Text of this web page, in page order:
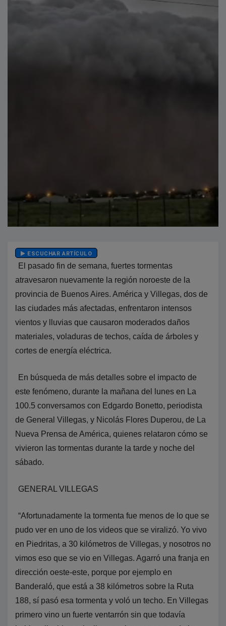
ESCUCHAR ARTÍCULO
El pasado fin de semana, fuertes tormentas
atravesaron nuevamente la región noroeste de la
provincia de Buenos Aires. América y Villegas, dos de
las ciudades más afectadas, enfrentaron intensos
vientos y lluvias que causaron moderados daños
materiales, voladuras de techos, caída de árboles y
cortes de energía eléctrica.
En búsqueda de más detalles sobre el impacto de
este fenómeno, durante la mañana del lunes en La
100.5 conversamos con Edgardo Bonetto, periodista
de General Villegas, y Nicolás Flores Duperou, de La
Nueva Prensa de América, quienes relataron cómo se
vivieron las tormentas durante la tarde y noche del
sábado.
GENERAL VILLEGAS
“Afortunadamente la tormenta fue menos de lo que se
pudo ver en uno de los videos que se viralizó. Yo vivo
en Piedritas, a 30 kilómetros de Villegas, y nosotros no
vimos eso que se vio en Villegas. Agarró una franja en
dirección oeste-este, porque por ejemplo en
Banderaló, que está a 38 kilómetros sobre la Ruta
188, sí pasó esa tormenta y voló un techo. En Villegas
primero vino un fuerte ventarrón sin que todavía